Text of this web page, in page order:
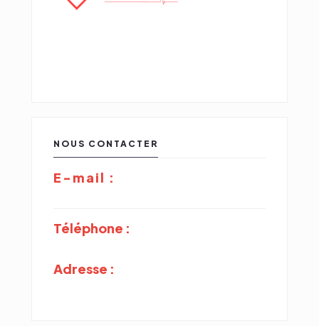
NOUS CONTACTER
E-mail :
Téléphone :
Adresse :